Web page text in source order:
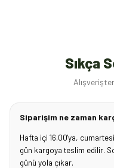
Sıkça
Siparişim ne zaman
Hafta içi 16.00'ya,
gün kargoya teslim edilir.
günü yola çıkar.